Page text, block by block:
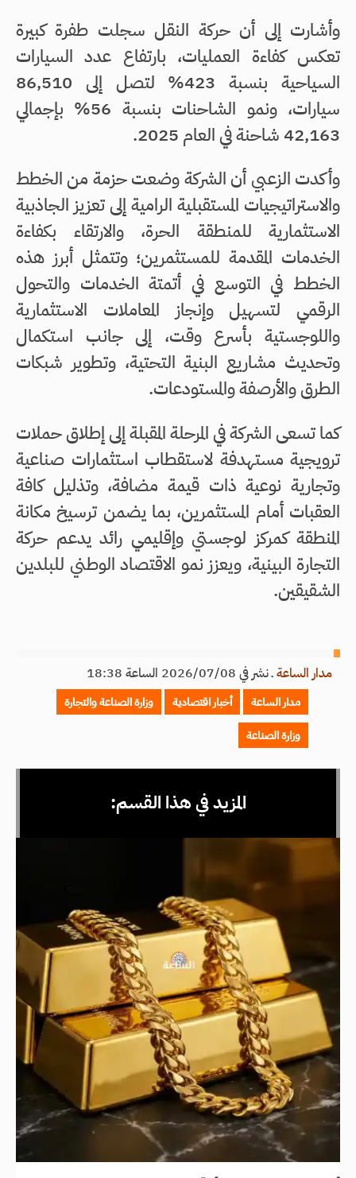
وأشارت إلى أن حركة النقل سجلت طفرة كبيرة
تعكس كفاءة العمليات، بارتفاع عدد السيارات
السياحية بنسبة 423% لتصل إلى 86,510
سيارات، ونمو الشاحنات بنسبة 56% بإجمالي
42,163 شاحنة في العام 2025.
وأكدت الزعبي أن الشركة وضعت حزمة من الخطط
والاستراتيجيات المستقبلية الرامية إلى تعزيز الجاذبية
الاستثمارية للمنطقة الحرة، والارتقاء بكفاءة
الخدمات المقدمة للمستثمرين؛ وتتمثل أبرز هذه
الخطط في التوسع في أتمتة الخدمات والتحول
الرقمي لتسهيل وإنجاز المعاملات الاستثمارية
واللوجستية بأسرع وقت، إلى جانب استكمال
وتحديث مشاريع البنية التحتية، وتطوير شبكات
الطرق والأرصفة والمستودعات.
كما تسعى الشركة في المرحلة المقبلة إلى إطلاق حملات
ترويجية مستهدفة لاستقطاب استثمارات صناعية
وتجارية نوعية ذات قيمة مضافة، وتذليل كافة
العقبات أمام المستثمرين، بما يضمن ترسيخ مكانة
المنطقة كمركز لوجستي وإقليمي رائد يدعم حركة
التجارة البينية، ويعزز نمو الاقتصاد الوطني للبلدين
الشقيقين.
مدار الساعةـنشر في 2026/07/08 الساعة 18:38
مدار الساعة أخبار اقتصادية
وزارة الصناعة والتجارة
وزارة الصناعة
المزيد في هذا القسم: